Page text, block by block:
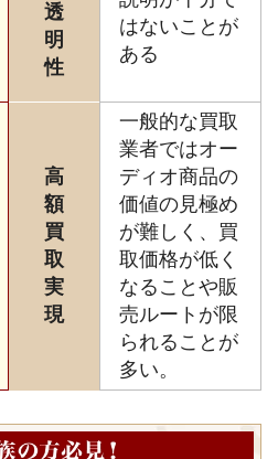
透
明
性
はないことが
ある
高
額
買
取
実
現
一般的な買取
業者ではオー
ディオ商品の
価値の見極め
が難しく、買
取価格が低く
なることや販
売ルートが限
られることが
多い。